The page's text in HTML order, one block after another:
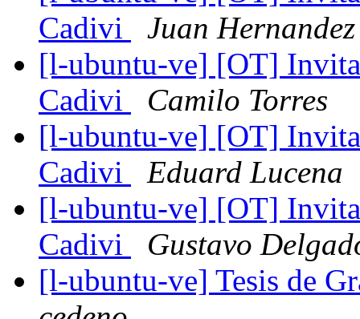
Cadivi
Juan Hernandez
[l-ubuntu-ve] [OT]
Cadivi
Camilo Torres
[l-ubuntu-ve] [OT]
Cadivi
Eduard Lucena
[l-ubuntu-ve] [OT]
Cadivi
Gustavo
[l-ubuntu-ve] Tesis de